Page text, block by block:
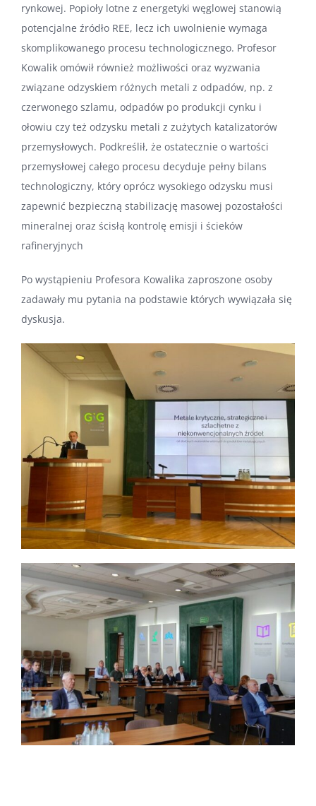
rynkowej. Popioły lotne z energetyki węglowej stanowią
potencjalne źródło REE, lecz ich uwolnienie wymaga
skomplikowanego procesu technologicznego. Profesor
Kowalik omówił również możliwości oraz wyzwania
związane odzyskiem różnych metali z odpadów, np. z
czerwonego szlamu, odpadów po produkcji cynku i
ołowiu czy też odzysku metali z zużytych katalizatorów
przemysłowych. Podkreślił, że ostatecznie o wartości
przemysłowej całego procesu decyduje pełny bilans
technologiczny, który oprócz wysokiego odzysku musi
zapewnić bezpieczną stabilizację masowej pozostałości
mineralnej oraz ścisłą kontrolę emisji i ścieków
rafineryjnych
Po wystąpieniu Profesora Kowalika zaproszone osoby
zadawały mu pytania na podstawie których wywiązała się
dyskusja.